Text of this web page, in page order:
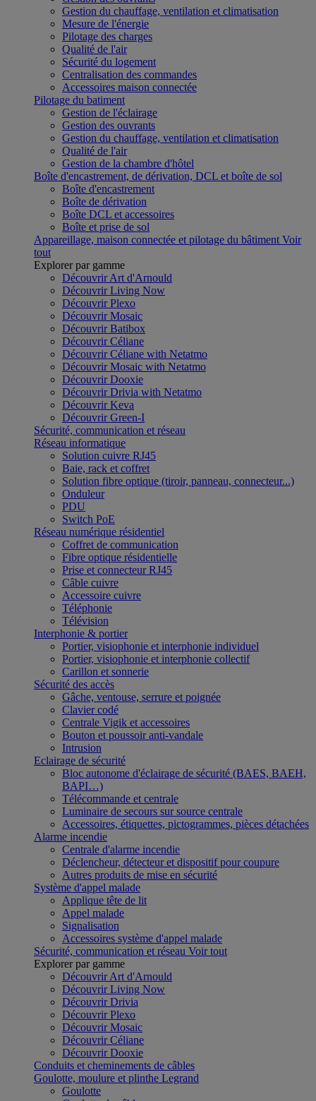
Gestion du chauffage, ventilation et climatisation
Mesure de l'énergie
Pilotage des charges
Qualité de l'air
Sécurité du logement
Centralisation des commandes
Accessoires maison connectée
Pilotage du batiment
Gestion de l'éclairage
Gestion des ouvrants
Gestion du chauffage, ventilation et climatisation
Qualité de l'air
Gestion de la chambre d'hôtel
Boîte d'encastrement, de dérivation, DCL et boîte de sol
Boîte d'encastrement
Boîte de dérivation
Boîte DCL et accessoires
Boîte et prise de sol
Appareillage, maison connectée et pilotage du bâtiment Voir
tout
Explorer par gamme
Découvrir Art d'Arnould
Découvrir Living Now
Découvrir Plexo
Découvrir Mosaic
Découvrir Batibox
Découvrir Céliane
Découvrir Céliane with Netatmo
Découvrir Mosaic with Netatmo
Découvrir Dooxie
Découvrir Drivia with Netatmo
Découvrir Keva
Découvrir Green-I
Sécurité, communication et réseau
Réseau informatique
Solution cuivre RJ45
Baie, rack et coffret
Solution fibre optique (tiroir, panneau, connecteur...)
Onduleur
PDU
Switch PoE
Réseau numérique résidentiel
Coffret de communication
Fibre optique résidentielle
Prise et connecteur RJ45
Câble cuivre
Accessoire cuivre
Téléphonie
Télévision
Interphonie & portier
Portier, visiophonie et interphonie individuel
Portier, visiophonie et interphonie collectif
Carillon et sonnerie
Sécurité des accès
Gâche, ventouse, serrure et poignée
Clavier codé
Centrale Vigik et accessoires
Bouton et poussoir anti-vandale
Intrusion
Eclairage de sécurité
Bloc autonome d'éclairage de sécurité (BAES, BAEH,
BAPI…)
Télécommande et centrale
Luminaire de secours sur source centrale
Accessoires, étiquettes, pictogrammes, pièces détachées
Alarme incendie
Centrale d'alarme incendie
Déclencheur, détecteur et dispositif pour coupure
Autres produits de mise en sécurité
Système d'appel malade
Applique tête de lit
Appel malade
Signalisation
Accessoires système d'appel malade
Sécurité, communication et réseau Voir tout
Explorer par gamme
Découvrir Art d'Arnould
Découvrir Living Now
Découvrir Drivia
Découvrir Plexo
Découvrir Mosaic
Découvrir Céliane
Découvrir Dooxie
Conduits et cheminements de câbles
Goulotte, moulure et plinthe Legrand
Goulotte